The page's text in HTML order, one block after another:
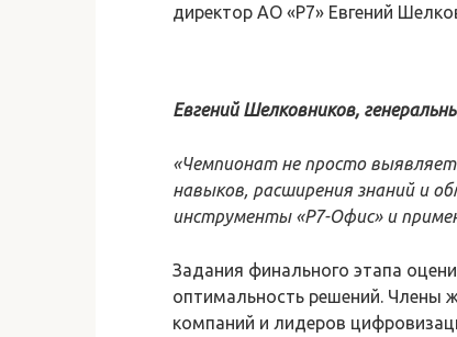
директор АО «Р7» Евгений
Евгений Шелковников,
«Чемпионат не просто
навыков, расширения знаний и
инструменты «Р7-Офис» и
Задания финального этапа
оптимальность решений. Члены
компаний и лидеров